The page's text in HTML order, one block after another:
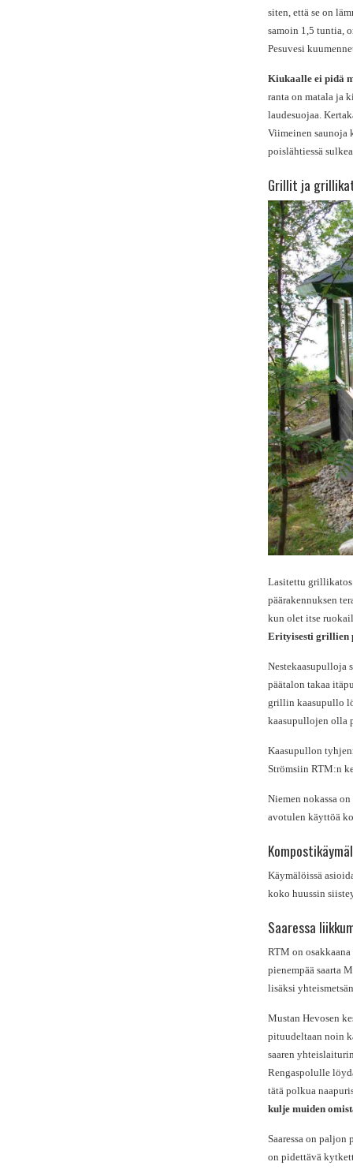
siten, että se on
samoin 1,5 tuntia,
Pesuvesi
Kiukaalle ei pidä
ranta on matala ja
laudesuojaa.
Viimeinen saunoja
poislähtiessä
Grillit ja
Lasitettu
päärakennuksen
kun olet itse
Erityisesti grillien
Nestekaasupulloja
päätalon takaa
grillin kaasupullo
kaasupullojen olla
Kaasupullon
Strömsiin RTM:n
Niemen nokassa
avotulen käyttöä
Käymälöissä
koko huussin
Saaressa
RTM on osakkaana
pienempää saarta
lisäksi
Mustan Hevosen
pituudeltaan noin
saaren
Rengaspolulle
tätä polkua
kulje muiden
Saaressa on
on pidettävä